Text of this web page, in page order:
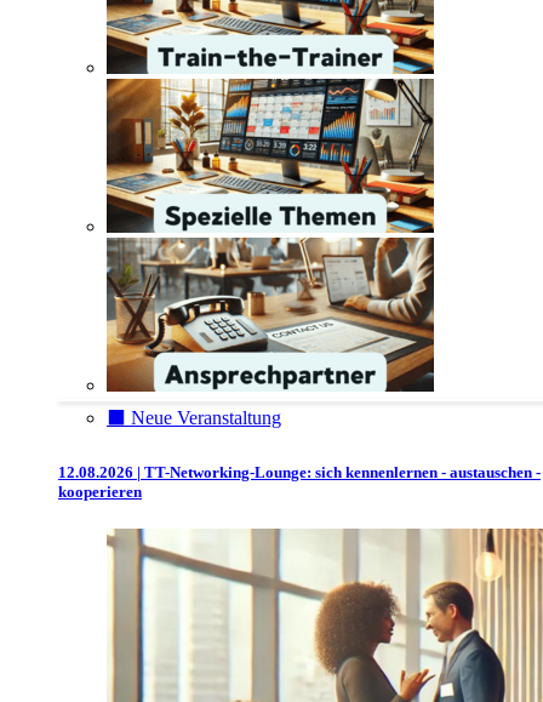
⬛️ Neue Veranstaltung
12.08.2026 | TT-Networking-Lounge: sich kennenlernen - austauschen -
kooperieren